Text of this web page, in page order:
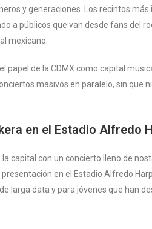
y generaciones. Los recintos
a públicos que van desde fans del
mexicano.
papel de la CDMX como capital
masivos en paralelo, sin que
en el Estadio Alfredo
la capital con un concierto lleno de
en el Estadio Alfredo
larga data y para jóvenes que han